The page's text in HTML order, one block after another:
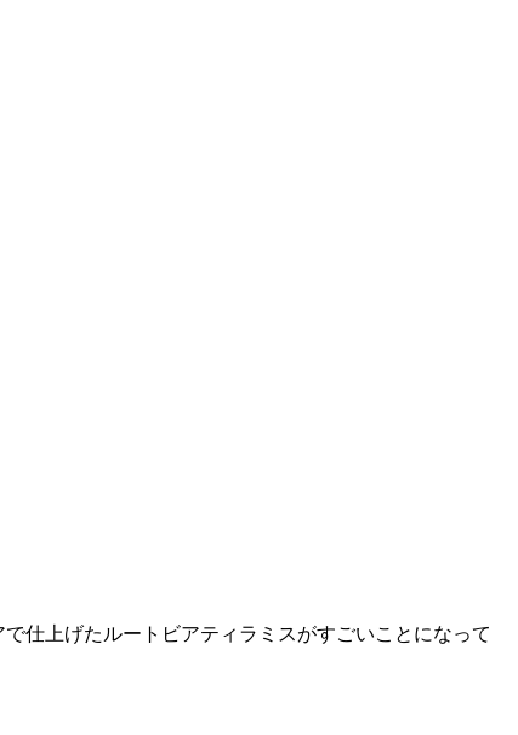
仕上げたルートビアティラミスがすごいことになって